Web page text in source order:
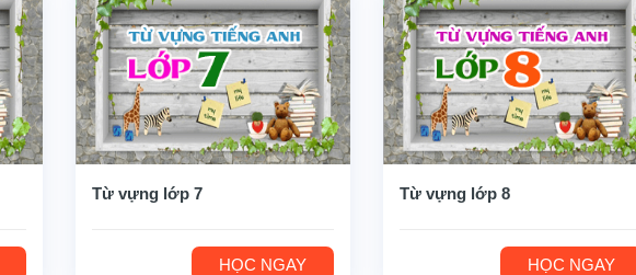
Từ vựng lớp 7
HỌC NGAY
Từ vựng lớp 8
HỌC NGAY